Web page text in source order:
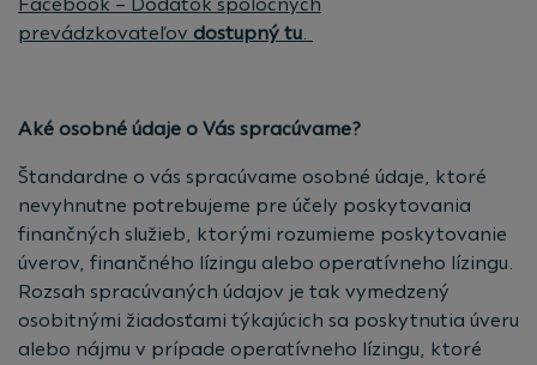
Facebook – Dodatok spoločných
prevádzkovateľov dostupný tu.
Aké osobné údaje o Vás spracúvame?
Štandardne o vás spracúvame osobné údaje, ktoré
nevyhnutne potrebujeme pre účely poskytovania
finančných služieb, ktorými rozumieme poskytovanie
úverov, finančného lízingu alebo operatívneho lízingu.
Rozsah spracúvaných údajov je tak vymedzený
osobitnými žiadosťami týkajúcich sa poskytnutia úveru
alebo nájmu v prípade operatívneho lízingu, ktoré